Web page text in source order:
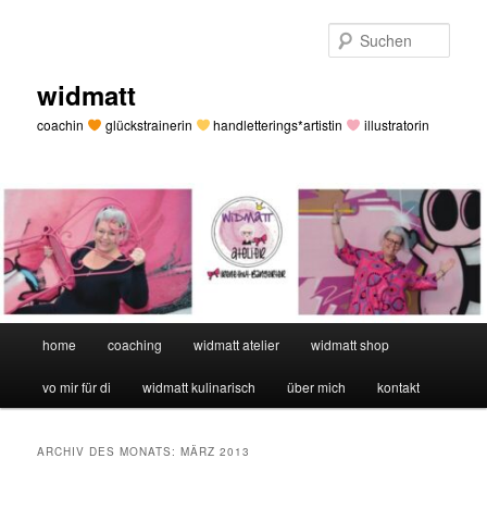
widmatt
coachin glückstrainerin handletterings*artistin illustratorin
home coaching widmatt atelier widmatt shop
vo mir für di widmatt kulinarisch über mich kontakt
ARCHIV DES MONATS:MÄRZ 2013